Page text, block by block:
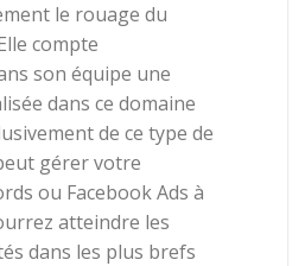
le rouage du
compte
son équipe une
dans ce domaine
de ce type de
gérervotre
ou FacebookAds à
atteindre les
dans les plus brefs